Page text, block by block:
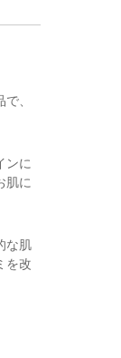
、
ンに
肌に
な肌
を改